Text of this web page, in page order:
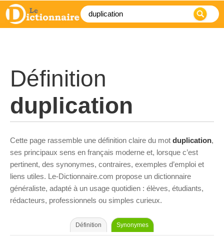
Définition
duplication
Cette page rassemble une définition claire du mot duplication,
ses principaux sens en français moderne et, lorsque c’est
pertinent, des synonymes, contraires, exemples d’emploi et
liens utiles. Le-Dictionnaire.com propose un dictionnaire
généraliste, adapté à un usage quotidien : élèves, étudiants,
rédacteurs, professionnels ou simples curieux.
Définition Synonymes